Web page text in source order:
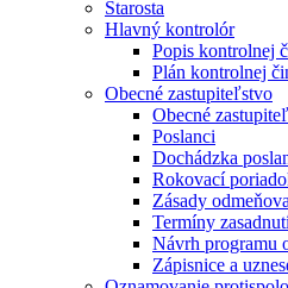
Starosta
Hlavný kontrolór
Popis kontrolnej
Plán kontrolnej
Obecné zastupiteľstvo
Obecné
Poslanci
Dochádzka
Rokovací
Zásady
Termíny
Návrh programu
Zápisnice a